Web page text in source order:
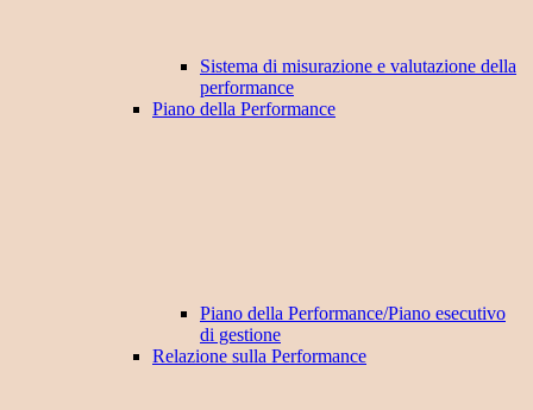
Sistema di misurazione e valutazione della
performance
Piano della Performance
Piano della Performance/Piano esecutivo
di gestione
Relazione sulla Performance